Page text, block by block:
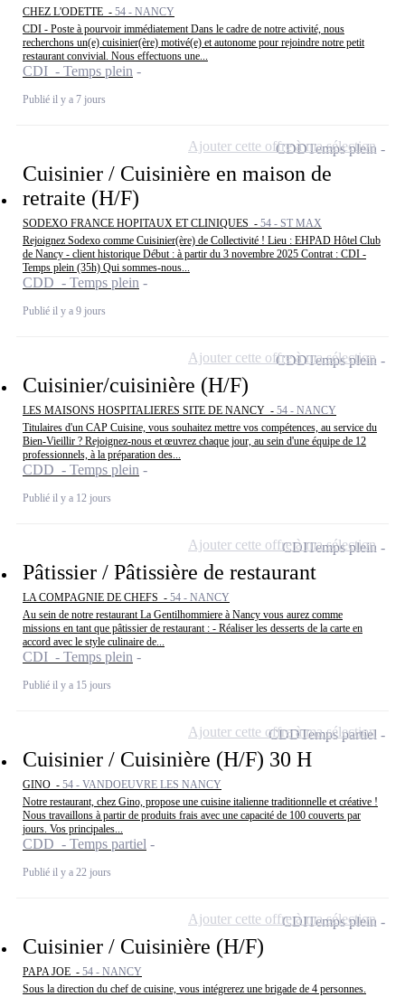
CHEZ L'ODETTE - 54 - NANCY
CDI - Poste à pourvoir immédiatement Dans le cadre de notre activité, nous
recherchons un(e) cuisinier(ère) motivé(e) et autonome pour rejoindre notre petit
restaurant convivial. Nous effectuons une...
CDI - Temps plein
Publié il y a 7 jours
Cuisinier / Cuisinière en maison de
retraite (H/F)
SODEXO FRANCE HOPITAUX ET CLINIQUES - 54 - ST MAX
Rejoignez Sodexo comme Cuisinier(ère) de Collectivité ! Lieu : EHPAD Hôtel Club
de Nancy - client historique Début : à partir du 3 novembre 2025 Contrat : CDI -
Temps plein (35h) Qui sommes-nous...
CDD - Temps plein
Publié il y a 9 jours
CDDTemps plein
Ajouter cette offre à ma sélection
Cuisinier/cuisinière (H/F)
LES MAISONS HOSPITALIERES SITE DE NANCY - 54 - NANCY
Titulaires d'un CAP Cuisine, vous souhaitez mettre vos compétences, au service du
Bien-Vieillir ? Rejoignez-nous et œuvrez chaque jour, au sein d'une équipe de 12
professionnels, à la préparation des...
CDD - Temps plein
Publié il y a 12 jours
CDDTemps plein
Ajouter cette offre à ma sélection
Pâtissier / Pâtissière de restaurant
LA COMPAGNIE DE CHEFS - 54 - NANCY
Au sein de notre restaurant La Gentilhommiere à Nancy vous aurez comme
missions en tant que pâtissier de restaurant : - Réaliser les desserts de la carte en
accord avec le style culinaire de...
CDI - Temps plein
Publié il y a 15 jours
CDITemps plein
Ajouter cette offre à ma sélection
Cuisinier / Cuisinière (H/F) 30 H
GINO - 54 - VANDOEUVRE LES NANCY
Notre restaurant, chez Gino, propose une cuisine italienne traditionnelle et créative !
Nous travaillons à partir de produits frais avec une capacité de 100 couverts par
jours. Vos principales...
CDD - Temps partiel
Publié il y a 22 jours
CDDTemps partiel
Ajouter cette offre à ma sélection
Cuisinier / Cuisinière (H/F)
PAPA JOE - 54 - NANCY
Sous la direction du chef de cuisine, vous intégrerez une brigade de 4 personnes.
CDITemps plein
Ajouter cette offre à ma sélection